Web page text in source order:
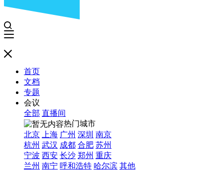
首页
文档
专题
会议
全部 直播间
热门城市
北京
上海 广州 深圳 南京
杭州 武汉 成都 合肥 苏州
宁波 西安 长沙 郑州 重庆
兰州 南宁 呼和浩特 哈尔滨 其他